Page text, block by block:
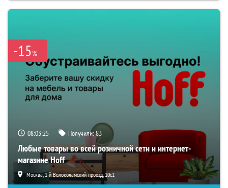
-15%
08:03:24 Получили:83
Любые товары во всей розничной сети и интернет-
магазине Hoff
Москва, 1-й Волоколамский проезд, 10с1